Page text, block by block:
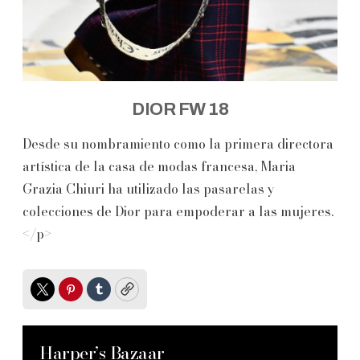
DIOR FW 18
Desde su nombramiento como la primera directora
artística de la casa de modas francesa, Maria
Grazia Chiuri ha utilizado las pasarelas y
colecciones de Dior para empoderar a las mujeres.
</p>
TwitterPinterest
TumblrCopy
Harper’s Bazaar